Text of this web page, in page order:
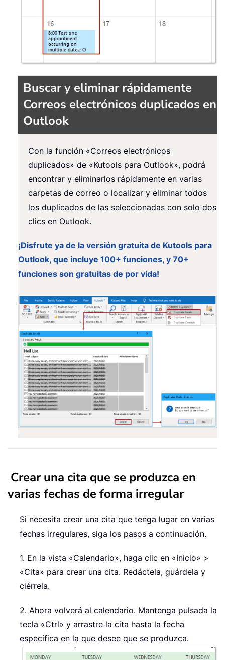
Buscar y eliminar rápidamente
Correos electrónicos duplicados en
Outlook
Con la función «Correos electrónicos
duplicados» de «Kutools para Outlook», podrá
encontrar y eliminarlos rápidamente en varias
carpetas de correo o localizar y eliminar todos
los duplicados de las seleccionadas con solo dos
clics en Outlook.
¡Disfrute ya de la versión gratuita de Kutools para
Outlook, que incluye 100+ funciones, y 70+
funciones son gratuitas de por vida!
Crear una cita que se produzca en
varias fechas de forma irregular
Si necesita crear una cita que tenga lugar en varias
fechas irregulares, siga los pasos a continuación.
1. En la vista «Calendario», haga clic en «Inicio» >
«Cita» para crear una cita. Redáctela, guárdela y
ciérrela.
2. Ahora volverá al calendario. Mantenga pulsada la
tecla «Ctrl» y arrastre la cita hasta la fecha
específica en la que desee que se produzca.